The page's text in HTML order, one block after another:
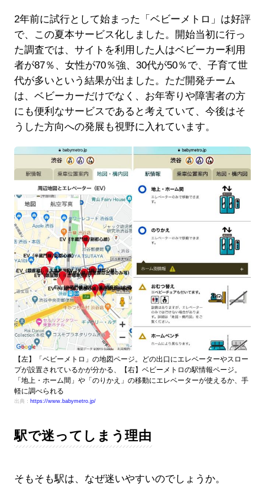
2年前に試行として始まった「ベビーメトロ」は好評
で、この夏本サービス化しました。開始当初に行っ
た調査では、サイトを利用した人はベビーカー利用
者が87％、女性が70％強、30代が50％で、子育て世
代が多いという結果が出ました。ただ開発チーム
は、ベビーカーだけでなく、お年寄りや障害者の方
にも便利なサービスであると考えていて、今後はそ
うした方向への発展も視野に入れています。
【左】「ベビーメトロ」の地図ページ。どの出口にエレベーターやスロー
プが設置されているかが分かる、【右】ベビーメトロの駅情報ページ。
「地上・ホーム間」や「のりかえ」の移動にエレベーターが使えるか、手
軽に調べられる
出典： https://www.babymetro.jp/
駅で迷ってしまう理由
そもそも駅は、なぜ迷いやすいのでしょうか。